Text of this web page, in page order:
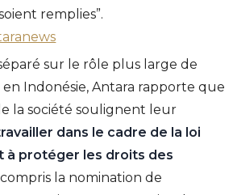
remplies”.
sur le rôle plus large de
Indonésie, Antara rapporte que
la société soulignent leur
dans le cadre de la loi
à protéger les droits des
compris la nomination de